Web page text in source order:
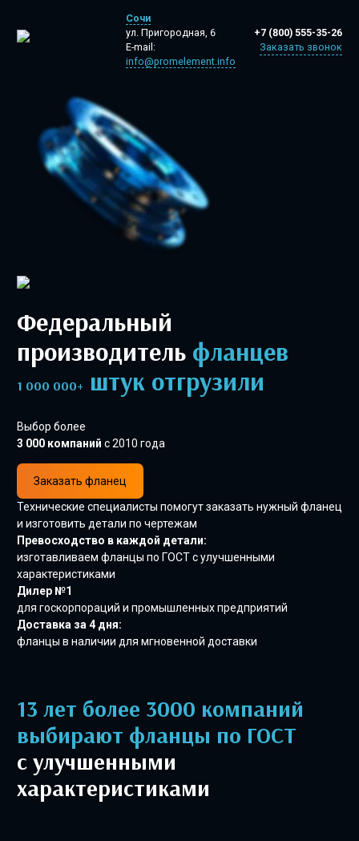
Сочи
ул. Пригородная, 6
E-mail:
info@promelement.info
+7 (800) 555-35-26
Заказать звонок
Федеральный
производитель фланцев
1 000 000+ штук отгрузили
Выбор более
3 000 компаний с 2010 года
Заказать фланец
Технические специалисты помогут заказать нужный фланец
и изготовить детали по чертежам
Превосходство в каждой детали:
изготавливаем фланцы по ГОСТ с улучшенными
характеристиками
Дилер №1
для госкорпораций и промышленных предприятий
Доставка за 4 дня:
фланцы в наличии для мгновенной доставки
13 лет более 3000 компаний
выбирают фланцы по ГОСТ
с улучшенными
характеристиками